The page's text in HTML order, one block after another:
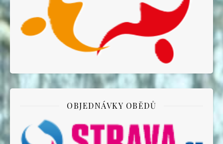
OBJEDNÁVKY OBĚDŮ